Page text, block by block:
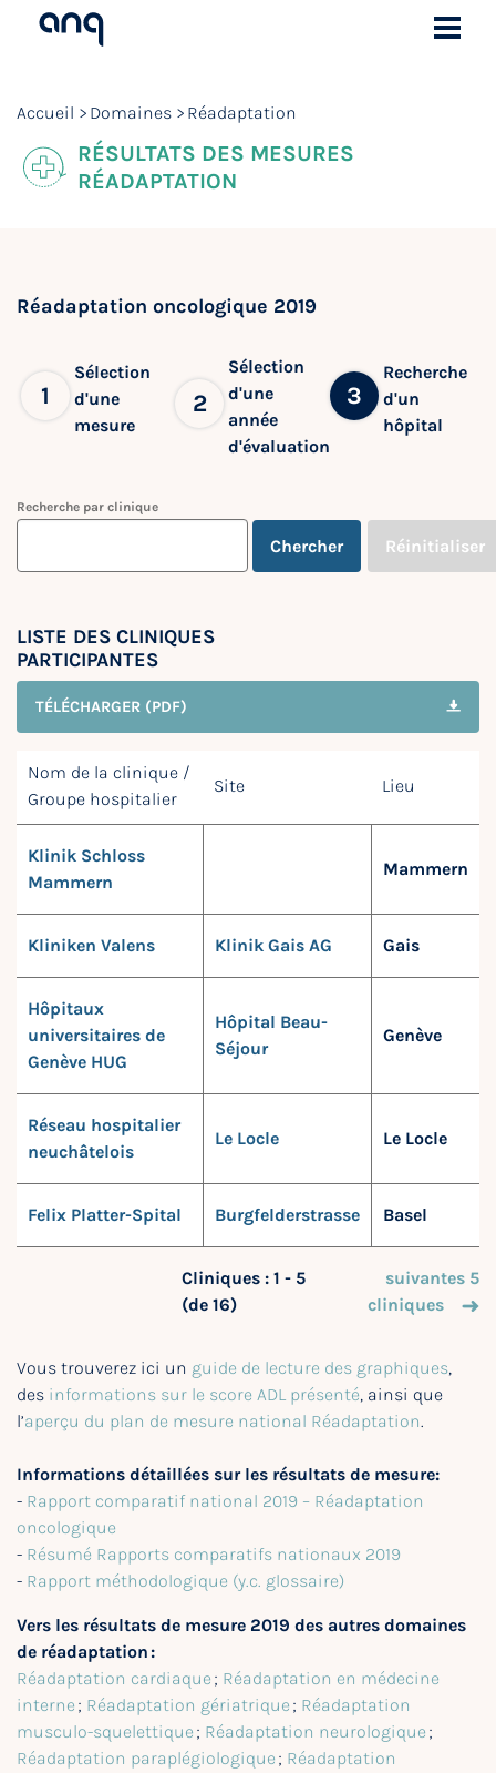
Accueil Domaines Réadaptation
RÉSULTATS DES MESURES
RÉADAPTATION
Réadaptation oncologique 2019
1
Sélection
d'une
mesure
2
Sélection
d'une
année
d'évaluation
3
Recherche
d'un
hôpital
Recherche par clinique
Chercher Réinitialiser
LISTE DES CLINIQUES
PARTICIPANTES
TÉLÉCHARGER (PDF)
Nom de la clinique /
Groupe hospitalier
Site Lieu
Klinik Schloss
Mammern
Mammern
Kliniken Valens Klinik Gais AG Gais
Hôpitaux
universitaires de
Genève HUG
Hôpital Beau-
Séjour
Genève
Réseau hospitalier
neuchâtelois
Le Locle Le Locle
Felix Platter-Spital Burgfelderstrasse Basel
Cliniques : 1 - 5
(de 16)
suivantes 5
cliniques
Vous trouverez ici un guide de lecture des graphiques,
des informations sur le score ADL présenté, ainsi que
l’aperçu du plan de mesure national Réadaptation.
Informations détaillées sur les résultats de mesure:
- Rapport comparatif national 2019 – Réadaptation
oncologique
- Résumé Rapports comparatifs nationaux 2019
- Rapport méthodologique (y.c. glossaire)
Vers les résultats de mesure 2019 des autres domaines
de réadaptation :
Réadaptation cardiaque ; Réadaptation en médecine
interne ; Réadaptation gériatrique ; Réadaptation
musculo-squelettique ; Réadaptation neurologique ;
Réadaptation paraplégiologique ; Réadaptation